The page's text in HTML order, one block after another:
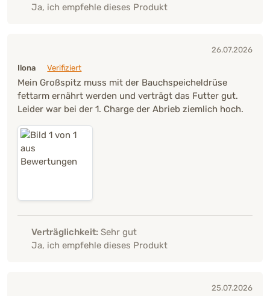
Ja, ich empfehle dieses Produkt
26.07.2026
Ilona
Verifiziert
Mein Großspitz muss mit der Bauchspeicheldrüse
fettarm ernährt werden und verträgt das Futter gut.
Leider war bei der 1. Charge der Abrieb ziemlich hoch.
Verträglichkeit: Sehr gut
Ja, ich empfehle dieses Produkt
25.07.2026